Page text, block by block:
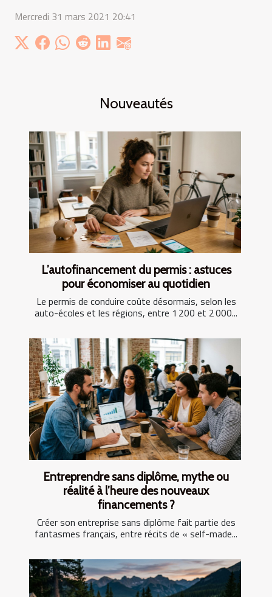
Mercredi 31 mars 2021 20:41
Nouveautés
L’autofinancement du permis : astuces
pour économiser au quotidien
Le permis de conduire coûte désormais, selon les
auto-écoles et les régions, entre 1 200 et 2 000...
Entreprendre sans diplôme, mythe ou
réalité à l’heure des nouveaux
financements ?
Créer son entreprise sans diplôme fait partie des
fantasmes français, entre récits de « self-made...